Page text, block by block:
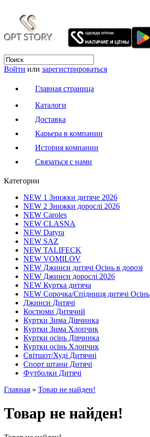
Войти или зарегистрироваться
Главная страница
Каталоги
Доставка
Карьера в компании
История компании
Связаться с нами
Категории
NEW 1 Знижки дитяче 2026
NEW 2 Знижки дорослі 2026
NEW Caroles
NEW CLASNA
NEW Datyra
NEW SAZ
NEW TALIFECK
NEW VOMILOV
NEW Джинси дитячі Осінь в дорозі
NEW Джинси дорослі 2026
NEW Куртка дитяча
NEW Сорочка/Спідниця дитячі Осінь
Джинси Дитячі
Костюми Дитячий
Куртки Зима Дівчинка
Куртки Зима Хлопчик
Куртки осінь Дівчинка
Куртки осінь Хлопчик
Світшот/Худі Дитячиі
Спорт штани Дитячі
Футболки Дитячі
Главная » Товар не найден!
Товар не найден!